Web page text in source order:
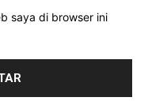
saya di browser ini